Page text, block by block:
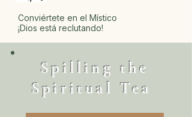
Conviértete en el Místico
¡Dios está reclutando!
Spilling the
Spiritual Tea